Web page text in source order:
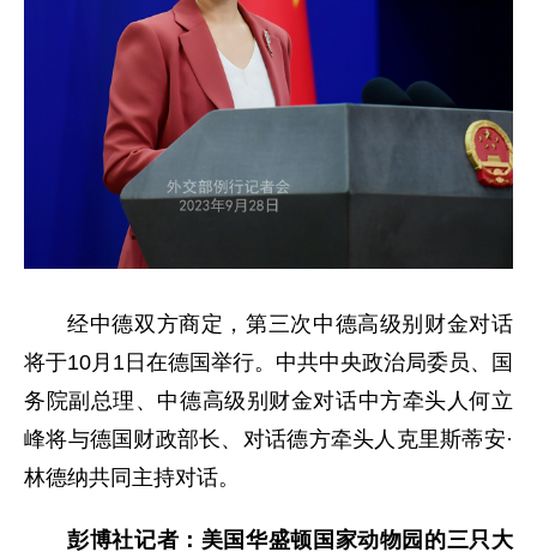
经中德双方商定，第三次中德高级别财金对话
将于10月1日在德国举行。中共中央政治局委员、国
务院副总理、中德高级别财金对话中方牵头人何立
峰将与德国财政部长、对话德方牵头人克里斯蒂安·
林德纳共同主持对话。
彭博社记者：美国华盛顿国家动物园的三只大